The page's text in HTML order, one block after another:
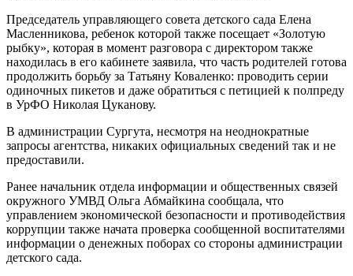
Председатель управляющего совета детского сада Елена
Масленникова, ребенок которой также посещает «Золотую
рыбку», которая в момент разговора с директором также
находилась в его кабинете заявила, что часть родителей готова
продолжить борьбу за Татьяну Коваленко: проводить серии
одиночных пикетов и даже обратиться с петицией к полпреду
в УрФО Николая Цуканову.
В администрации Сургута, несмотря на неоднократные
запросы агентства, никаких официальных сведений так и не
предоставили.
Ранее начальник отдела информации и общественных связей
окружного УМВД Ольга Абмайкина сообщала, что
управлением экономической безопасности и противодействия
коррупции также начата проверка сообщенной воспитателями
информации о денежных поборах со стороны администрации
детского сада.